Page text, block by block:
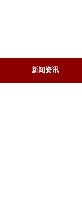
新闻资讯